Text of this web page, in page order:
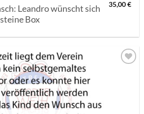
Leandro wünscht sich
Box
35,00€